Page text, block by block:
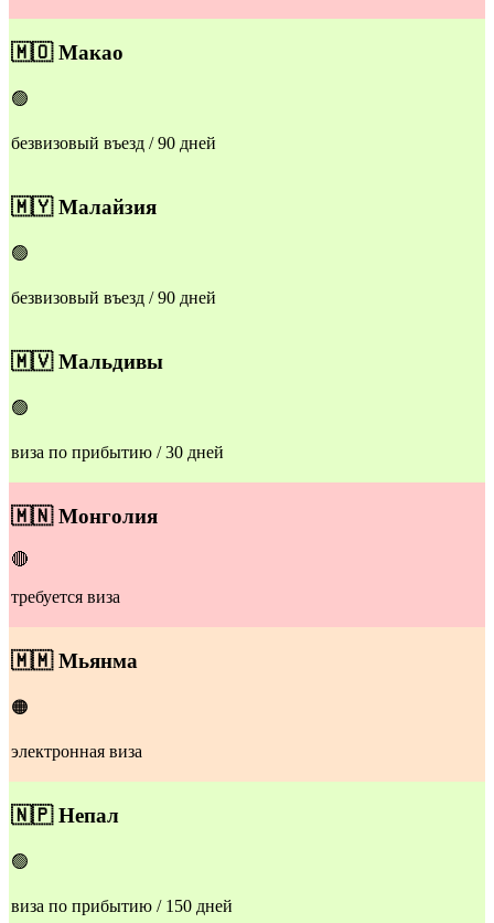
​​🇲🇴Макао
🟢
безвизовый въезд / 90 дней
​​🇲🇾Малайзия
🟢
безвизовый въезд / 90 дней
​​🇲🇻Мальдивы
🟢
виза по прибытию / 30 дней
​​🇲🇳Монголия
🔴
требуется виза
​​🇲🇲Мьянма
🟠
электронная виза
​​🇳🇵Непал
🟢
виза по прибытию / 150 дней